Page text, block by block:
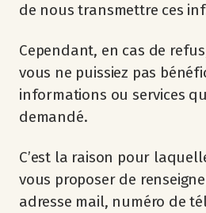
de nous transmettre ces
Cependant, en cas de
vous ne puissiez pas
informations ou services
demandé.
C’est la raison pour
vous proposer de
adresse mail, numéro de